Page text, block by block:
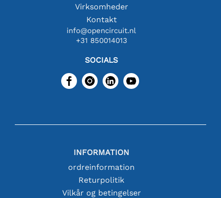
Virksomheder
Kontakt
info@opencircuit.nl
+31 850014013
SOCIALS
INFORMATION
ordreinformation
Returpolitik
Vilkår og betingelser